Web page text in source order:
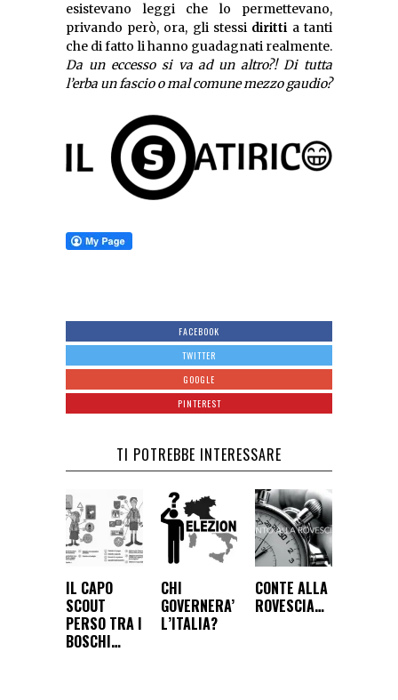
esistevano leggi che lo permettevano,
privando però, ora, gli stessi diritti a tanti
che di fatto li hanno guadagnati realmente.
Da un eccesso si va ad un altro?! Di tutta
l’erba un fascio o mal comune mezzo gaudio?
FACEBOOK
TWITTER
GOOGLE
PINTEREST
TI POTREBBE INTERESSARE
IL CAPO
SCOUT
PERSO TRA I
BOSCHI…
CHI
GOVERNERA’
L’ITALIA?
CONTE ALLA
ROVESCIA…